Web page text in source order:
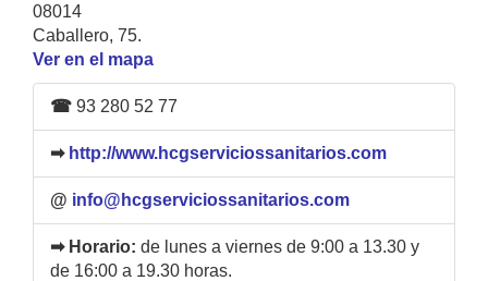
08014
Caballero, 75.
Ver en el mapa
☎ 93 280 52 77
➡ http://www.hcgserviciossanitarios.com
@ info@hcgserviciossanitarios.com
➡ Horario: de lunes a viernes de 9:00 a 13.30 y
de 16:00 a 19.30 horas.